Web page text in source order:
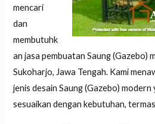
mencari
dan
membutuhk
an jasa pembuatan Saung (Gazebo)
Sukoharjo, Jawa Tengah. Kami
jenis desain Saung (Gazebo)
sesuaikan dengan kebutuhan,